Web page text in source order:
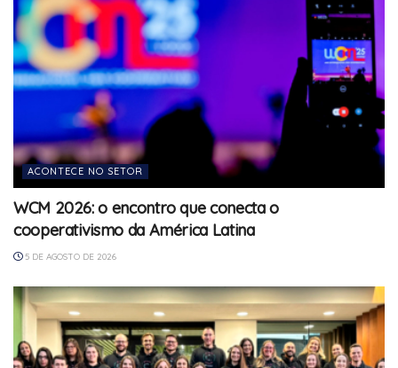
ACONTECE NO SETOR
WCM 2026: o encontro que conecta o
cooperativismo da América Latina
5 DE AGOSTO DE 2026